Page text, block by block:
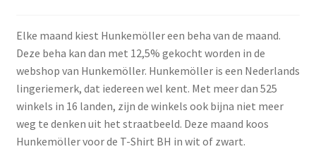
Menstruatiesponsjes
Seksualiteit
Tampons
Elke maand kiest Hunkemöller een beha van de maand.
Deze beha kan dan met 12,5% gekocht worden in de
webshop van Hunkemöller. Hunkemöller is een Nederlands
lingeriemerk, dat iedereen wel kent. Met meer dan 525
winkels in 16 landen, zijn de winkels ook bijna niet meer
weg te denken uit het straatbeeld. Deze maand koos
Hunkemöller voor de T-Shirt BH in wit of zwart.